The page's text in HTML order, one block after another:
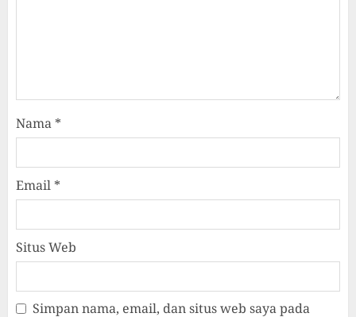
Nama *
Email *
Situs Web
Simpan nama, email, dan situs web saya pada